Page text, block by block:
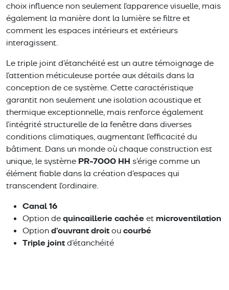
choix influence non seulement l’apparence visuelle, mais
également la manière dont la lumière se filtre et
comment les espaces intérieurs et extérieurs
interagissent.
Le triple joint d’étanchéité est un autre témoignage de
l’attention méticuleuse portée aux détails dans la
conception de ce système. Cette caractéristique
garantit non seulement une isolation acoustique et
thermique exceptionnelle, mais renforce également
l’intégrité structurelle de la fenêtre dans diverses
conditions climatiques, augmentant l’efficacité du
bâtiment. Dans un monde où chaque construction est
unique, le système PR-7000 HH s’érige comme un
élément fiable dans la création d’espaces qui
transcendent l’ordinaire.
Canal 16
Option dequincaillerie cachée etmicroventilation
Optiond’ouvrant droitoucourbé
Triple jointd’étanchéité